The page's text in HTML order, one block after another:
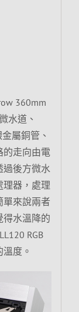
360mm
水道、
屬銅管、
的走向由電
過後方微水
理器，處理
單來說兩者
得水溫降的
RGB
度。